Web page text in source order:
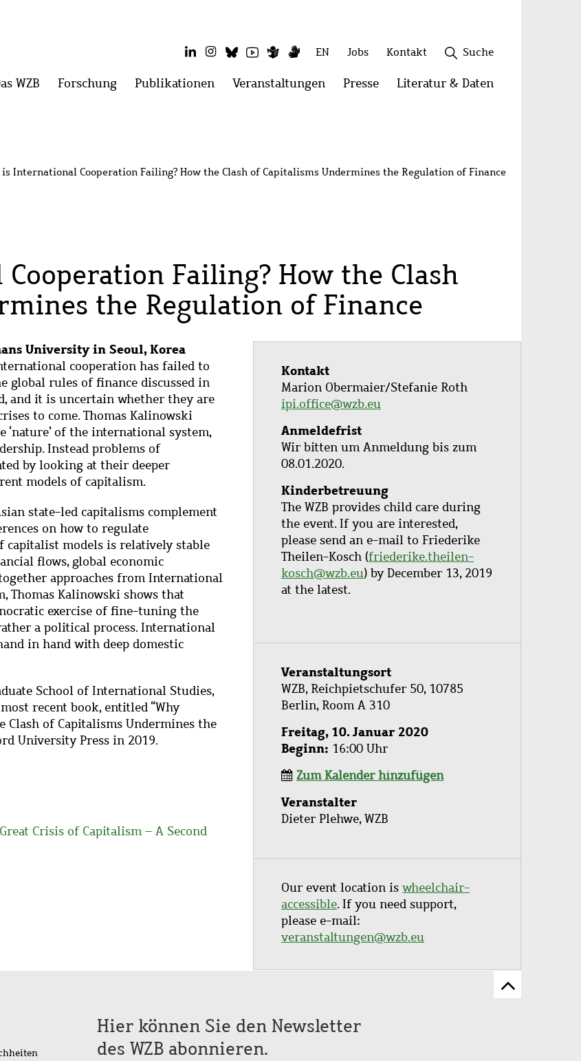
LinkedInInstagram
BlueskyYoutubeLeichte
Sprache
Gebärdensprache
EN
Sekundäres
Menü
Jobs Kontakt Suche
WZB Menü
Forschung Menü
Publikationen Menü
Veranstaltungen Menü
Presse Menü
Literatur & Daten
is International Cooperation Failing? How the Clash of Capitalisms Undermines the Regulation of Finance
Failing? How the Clash
the Regulation of Finance
University in Seoul, Korea
cooperation has failed to
global rules of finance discussed in
and it is uncertain whether they are
to come. Thomas Kalinowski
of the international system,
Instead problems of
by looking at their deeper
models of capitalism.
state-led capitalisms complement
on how to regulate
capitalist models is relatively stable
flows, global economic
approaches from International
Thomas Kalinowski shows that
exercise of fine-tuning the
a political process. International
in hand with deep domestic
School of International Studies,
recent book, entitled “Why
of Capitalisms Undermines the
University Press in 2019.
Great Crisis of Capitalism – A Second
Kontakt
Marion Obermaier/Stefanie Roth
ipi.office@wzb.eu
Anmeldefrist
Wir bitten um Anmeldung bis zum
08.01.2020.
Kinderbetreuung
The WZB provides child care during
the event. If you are interested,
please send an e-mail to Friederike
Theilen-Kosch (friederike.theilen-
kosch@wzb.eu) by December 13, 2019
at the latest.
Veranstaltungsort
WZB, Reichpietschufer 50, 10785
Berlin, Room A 310
Freitag, 10. Januar 2020
Beginn 16:00 Uhr
Zum Kalender hinzufügen
Veranstalter
Dieter Plehwe, WZB
Our event location is wheelchair-
accessible. If you need support,
please e-mail:
veranstaltungen@wzb.eu
Zum
Hier können Sie den Newsletter
des WZB abonnieren.